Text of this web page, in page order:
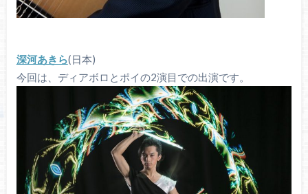
深河あきら(日本)
今回は、ディアボロとポイの2演目での出演です。